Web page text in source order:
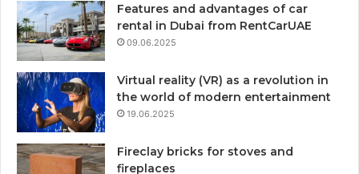
Features and advantages of car
rental in Dubai from RentCarUAE
09.06.2025
Virtual reality (VR) as a revolution in
the world of modern entertainment
19.06.2025
Fireclay bricks for stoves and
fireplaces